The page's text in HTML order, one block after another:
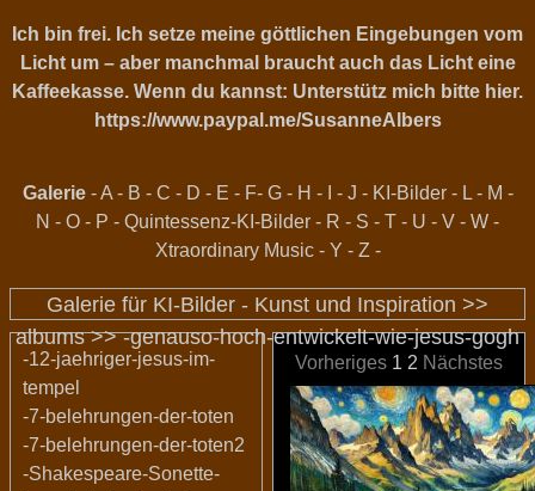
Ich bin frei. Ich setze meine göttlichen Eingebungen vom
Licht um – aber manchmal braucht auch das Licht eine
Kaffeekasse. Wenn du kannst: Unterstütz mich bitte hier.
https://www.paypal.me/SusanneAlbers
Galerie-A- B - C - D - E - F- G- H -I - J - KI-Bilder- L- M -
N - O - P - Quintessenz-KI-Bilder - R - S - T - U - V - W -
Xtraordinary Music- Y - Z-
Galerie für KI-Bilder - Kunst und Inspiration >>
albums>>-genauso-hoch-entwickelt-wie-jesus-gogh
-12-jaehriger-jesus-im-
tempel
-7-belehrungen-der-toten
-7-belehrungen-der-toten2
-Shakespeare-Sonette-
Vorheriges 1 2 Nächstes